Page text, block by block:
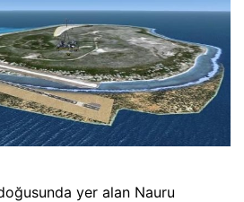
yer alan Nauru